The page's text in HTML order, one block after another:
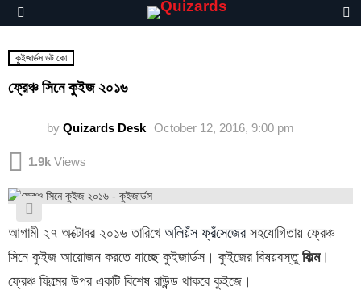
Menu
কুইজার্ডস ডট কো
ফ্রেঞ্চ সিনে কুইজ ২০১৬
by Quizards Desk October 12, 2016, 9:00 pm
1.9k Views
আগামী ২৭ অক্টোবর ২০১৬ তারিখে অলিয়ঁস ফ্রঁসেজেরসহযোগিতায় ফ্রেঞ্চ
সিনে কুইজ আয়োজন করতে যাচ্ছে কুইজার্ডস। কুইজের বিষয়বস্তু ফিল্ম।
ফ্রেঞ্চ ফিল্মের উপর একটি বিশেষ রাউন্ড থাকবে কুইজে।